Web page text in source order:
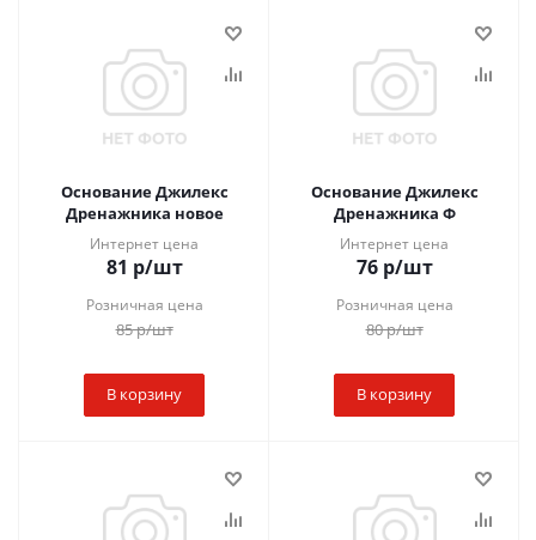
Основание Джилекс
Дренажника новое
Интернет цена
81 р/шт
Розничная цена
85р/шт
В корзину
Основание Джилекс
Дренажника Ф
Интернет цена
76р/шт
Розничная цена
80р/шт
В корзину